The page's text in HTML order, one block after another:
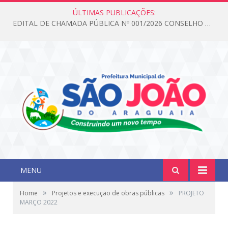
ÚLTIMAS PUBLICAÇÕES:
EDITAL DE CHAMADA PÚBLICA Nº 001/2026 CONSELHO DOS DIREITOS DA CRIANÇA E DO ADOLESCENTE
MENU
Home » Projetos e execução de obras públicas »
PROJETO
MARÇO 2022